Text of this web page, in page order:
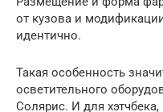
от кузова и
идентично.
Такая особенность
осветительного
Солярис. И для